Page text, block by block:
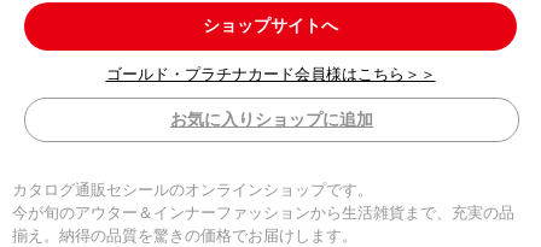
ショップサイトへ
ゴールド・プラチナカード会員様はこちら＞＞
お気に入りショップに追加
カタログ通販セシールのオンラインショップです。
今が旬のアウター＆インナーファッションから生活雑貨まで、充実の品
揃え。納得の品質を驚きの価格でお届けします。